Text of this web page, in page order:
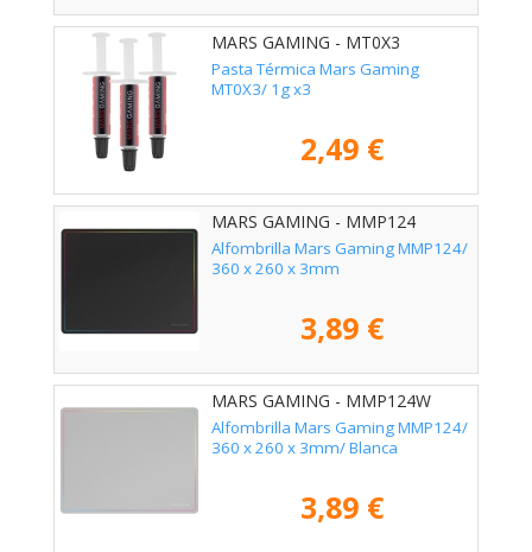
MARS GAMING - MT0X3
Pasta Térmica Mars Gaming
MT0X3/ 1g x3
2,49 €
MARS GAMING - MMP124
Alfombrilla Mars Gaming MMP124/
360 x 260 x 3mm
3,89 €
MARS GAMING - MMP124W
Alfombrilla Mars Gaming MMP124/
360 x 260 x 3mm/ Blanca
3,89 €